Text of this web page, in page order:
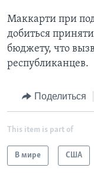
Маккарти при
добиться
бюджету, что
республиканцев.
Поделиться
This item is part of
В мире США